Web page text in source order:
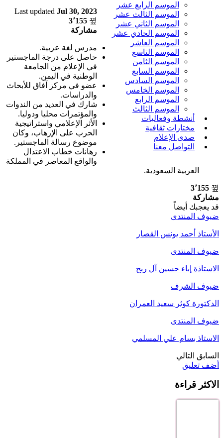
الموسم الرابع عشر
الموسم الثالث عشر
الموسم الثاني عشر
الموسم الحادي عشر
الموسم العاشر
الموسم التاسع
الموسم الثامن
الموسم السابع
الموسم السادس
الموسم الخامس
الموسم الرابع
الموسم الثالث
أنشطة وفعاليات
مختارات ثقافية
صدى الإعلام
التواصل معنا
Last updated Jul 30, 2023
3٬155
مشاركة
مدرس لغة عربية.
حاصل على درجة الماجستير
في الإعلام من الجامعة
الوطنية في اليمن.
عضو في مركز آفاق للأبحاث
والدراسات.
شارك في العديد من الندوات
والمؤتمرات محليا ودوليا.
الأثر الإعلامي واستراتيجية
الحرب على الإرهاب، وكان
موضوع رسالة الماجستير.
رهانات خطاب الاعتدال
والواقع المعاصر في المملكة
العربية السعودية.
3٬155
مشاركة
قد يعجبك أيضاً
ضيوف المنتدى
الأستاذ أحمد يونس القصار
ضيوف المنتدى
الاستاذة إباء حسين آل ربح
ضيوف الشرف
الدكتورة كوثر سعيد العمران
ضيوف المنتدى
الاستاذ بسام علي المسلمي
السابق التالي
أضف تعليق
الاكثر قراءة